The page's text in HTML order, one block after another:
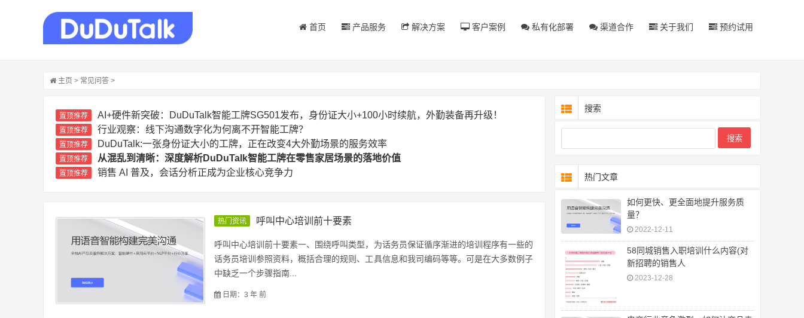
首页 产品服务 解决方案 客户案例 私有化部署 渠道合作 关于我们 预约试用
主页 > 常见问答 >
置顶推荐 AI+硬件新突破：DuDuTalk智能工牌SG501发布，身份证大小+100小时续航，外勤装备再升级！
置顶推荐 行业观察：线下沟通数字化为何离不开智能工牌？
置顶推荐 DuDuTalk:一张身份证大小的工牌，正在改变4大外勤场景的服务效率
置顶推荐 从混乱到清晰：深度解析DuDuTalk智能工牌在零售家居场景的落地价值
置顶推荐 销售 AI 普及，会话分析正成为企业核心竞争力
热门资讯 呼叫中心培训前十要素
呼叫中心培训前十要素一、围绕呼叫类型，为话务员保证循序渐进的培训程序有一些的
话务员培训参照资料，概括合理的规则、工具信息和我司编码等等。可是在大多数例子
中缺乏一个步骤指南...
日期：3 年 前
搜索
热门文章
如何更快、更全面地提升服务质
量？
2022-12-11
58同城销售入职培训什么内容(对
新招聘的销售人
2023-12-28